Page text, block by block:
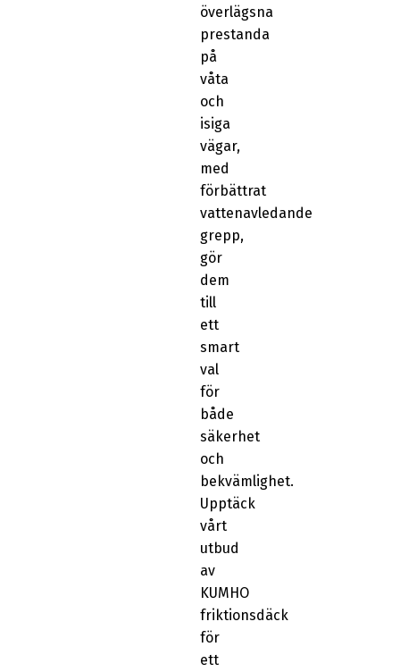
överlägsna
prestanda
på
våta
och
isiga
vägar,
med
förbättrat
vattenavledande
grepp,
gör
dem
till
ett
smart
val
för
både
säkerhet
och
bekvämlighet.
Upptäck
vårt
utbud
av
KUMHO
friktionsdäck
för
ett